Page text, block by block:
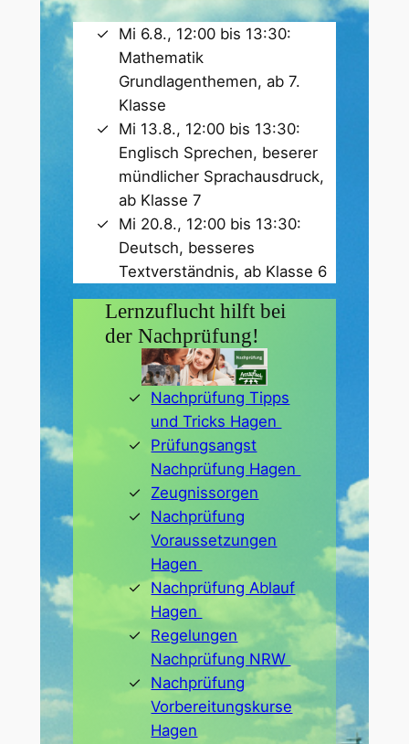
Mi 6.8., 12:00 bis 13:30:
Mathematik
Grundlagenthemen, ab 7.
Klasse
Mi 13.8., 12:00 bis 13:30:
Englisch Sprechen, beserer
mündlicher Sprachausdruck,
ab Klasse 7
Mi 20.8., 12:00 bis 13:30:
Deutsch, besseres
Textverständnis, ab Klasse 6
Lernzuflucht hilft bei
der Nachprüfung!
Nachprüfung Tipps
und Tricks Hagen
Prüfungsangst
Nachprüfung Hagen
Zeugnissorgen
Nachprüfung
Voraussetzungen
Hagen
Nachprüfung Ablauf
Hagen
Regelungen
Nachprüfung NRW
Nachprüfung
Vorbereitungskurse
Hagen